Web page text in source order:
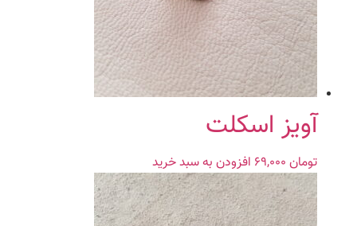
آویز اسکلت
تومان افزودن به سبد خرید